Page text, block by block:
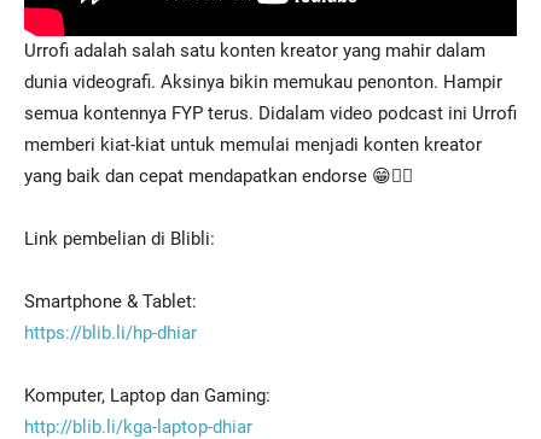
Urrofi adalah salah satu konten kreator yang mahir dalam
dunia videografi. Aksinya bikin memukau penonton. Hampir
semua kontennya FYP terus. Didalam video podcast ini Urrofi
memberi kiat-kiat untuk memulai menjadi konten kreator
yang baik dan cepat mendapatkan endorse 😁👍🏻
Link pembelian di Blibli:
Smartphone & Tablet:
https://blib.li/hp-dhiar
Komputer, Laptop dan Gaming:
http://blib.li/kga-laptop-dhiar